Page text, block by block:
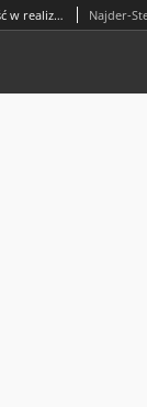
Wspólnotowość i solidarność w realizowaniu pedagogiki twórczości